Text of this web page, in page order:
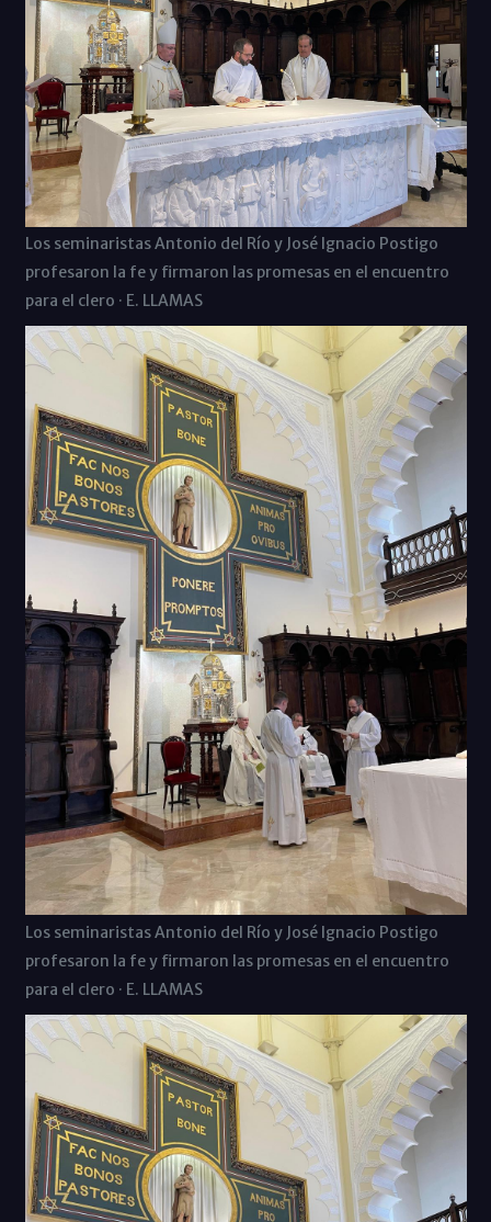
Los seminaristas Antonio del Río y José Ignacio Postigo
profesaron la fe y firmaron las promesas en el encuentro
para el clero · E. LLAMAS
Los seminaristas Antonio del Río y José Ignacio Postigo
profesaron la fe y firmaron las promesas en el encuentro
para el clero · E. LLAMAS